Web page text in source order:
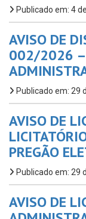
Publicado em: 4
AVISO DE
002/2026 –
Publicado em: 29
AVISO DE
PREGÃO
Publicado em: 29
AVISO DE